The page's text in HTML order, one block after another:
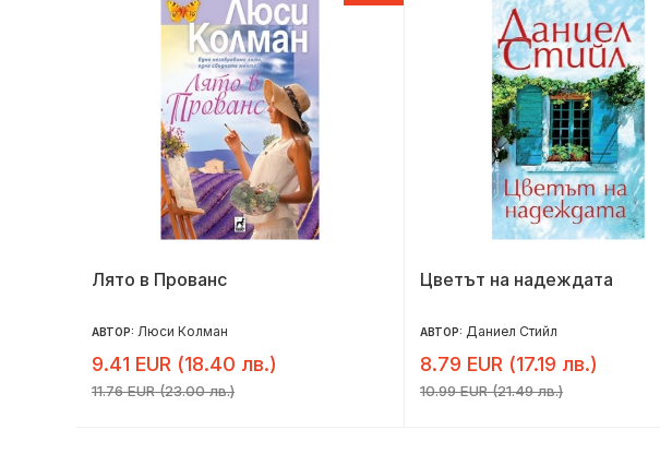
Лято в Прованс
АВТОР: Люси Колман
9.41 EUR (18.40 лв.)
11.76 EUR (23.00 лв.)
Цветът на надеждата
АВТОР: Даниел Стийл
8.79 EUR (17.19 лв.)
10.99 EUR (21.49 лв.)